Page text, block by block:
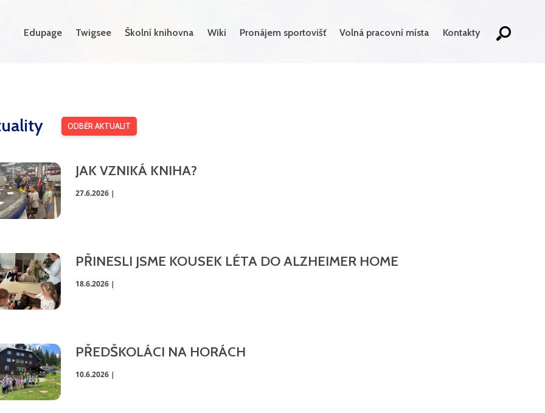
Edupage Twigsee Školní knihovna Wiki Pronájem sportovišť Volná pracovní místa Kontakty
ODBĚR AKTUALIT
JAK VZNIKÁ KNIHA?
27.6.2026 |
PŘINESLI JSME KOUSEK LÉTA DO ALZHEIMER HOME
18.6.2026 |
PŘEDŠKOLÁCI NA HORÁCH
10.6.2026 |